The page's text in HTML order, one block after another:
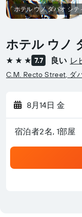
ホテル ウノ
3つ星 7.7 良い レ
C.M. Recto Street, ダ
8月14日 金
宿泊者2名, 1​部屋
ホテル ウノ ダバオ シテ